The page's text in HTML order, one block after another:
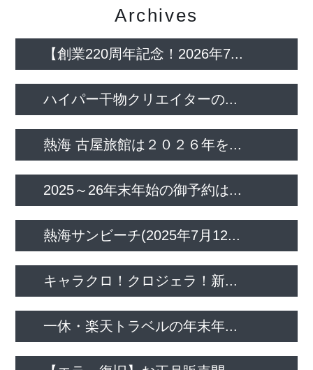
Archives
【創業220周年記念！2026年7...
ハイパー干物クリエイターの...
熱海 古屋旅館は２０２６年を...
2025～26年末年始の御予約は...
熱海サンビーチ(2025年7月12...
キャラクロ！クロジェラ！新...
一休・楽天トラベルの年末年...